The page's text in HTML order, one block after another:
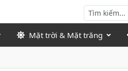
Mặt trời & Mặt trăng